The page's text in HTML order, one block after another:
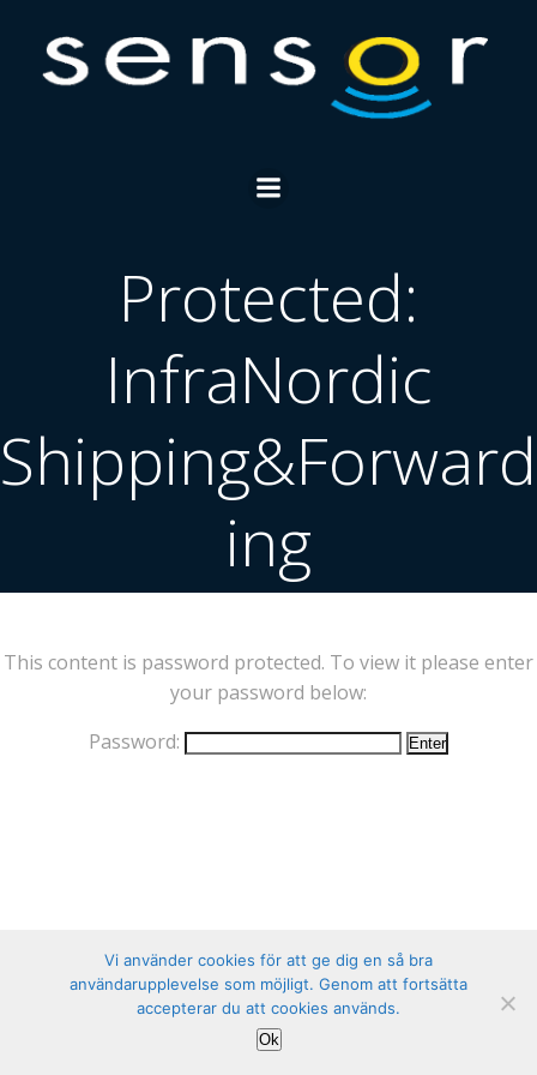
to
content
Protected:
InfraNordic
Shipping&Forward
ing
This content is password protected. To view it please enter
your password below:
Password:
Vi använder cookies för att ge dig en så bra
användarupplevelse som möjligt. Genom att fortsätta
accepterar du att cookies används.
Ok